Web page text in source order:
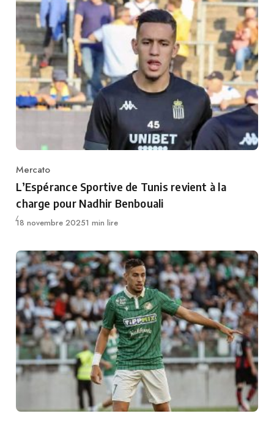
Category
Mercato
L’Espérance Sportive de Tunis revient à la
charge pour Nadhir Benbouali
Publié
18 novembre 20251 min lire